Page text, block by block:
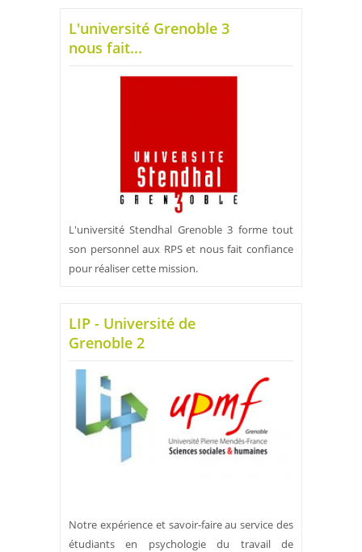
L'université Grenoble 3
nous fait...
L'université Stendhal Grenoble 3 forme tout
son personnel aux RPS et nous fait confiance
pour réaliser cette mission.
LIP - Université de
Grenoble 2
Notre expérience et savoir-faire au service des
étudiants en psychologie du travail de